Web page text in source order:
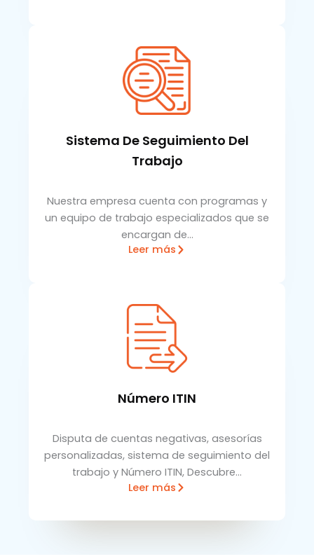
Sistema De Seguimiento Del
Trabajo
Nuestra empresa cuenta con programas y
un equipo de trabajo especializados que se
encargan de…
Leer más
Número ITIN
Disputa de cuentas negativas, asesorías
personalizadas, sistema de seguimiento del
trabajo y Número ITIN, Descubre…
Leer más